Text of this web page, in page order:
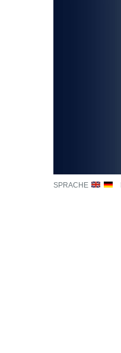
SPRACHE